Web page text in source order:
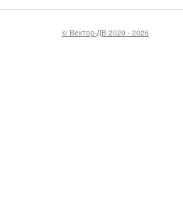
© Вектор-ДВ 2020 - 2026